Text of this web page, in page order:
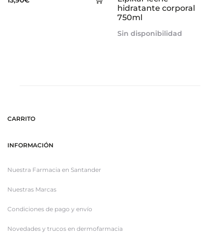
carrito
hidratante corporal
750ml
Sin disponibilidad
CARRITO
INFORMACIÓN
Nuestra Farmacia en Santander
Nuestras Marcas
Condiciones de pago y envío
Novedades y trucos en dermofarmacia